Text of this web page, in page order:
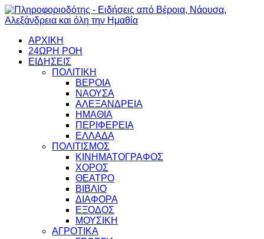
ΑΡΧΙΚΗ
24ΩΡΗ ΡΟΗ
ΕΙΔΗΣΕΙΣ
ΠΟΛΙΤΙΚΗ
ΒΕΡΟΙΑ
ΝΑΟΥΣΑ
ΑΛΕΞΑΝΔΡΕΙΑ
ΗΜΑΘΙΑ
ΠΕΡΙΦΕΡΕΙΑ
ΕΛΛΑΔΑ
ΠΟΛΙΤΙΣΜΟΣ
ΚΙΝΗΜΑΤΟΓΡΑΦΟΣ
ΧΟΡΟΣ
ΘΕΑΤΡΟ
ΒΙΒΛΙΟ
ΔΙΑΦΟΡΑ
ΕΞΟΔΟΣ
ΜΟΥΣΙΚΗ
ΑΓΡΟΤΙΚΑ